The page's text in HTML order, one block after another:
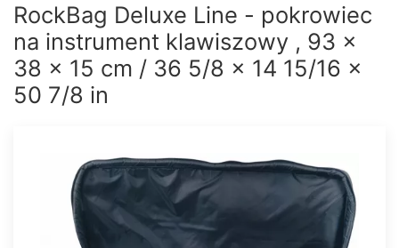
RockBag Deluxe Line - pokrowiec
na instrument klawiszowy , 93 x
38 x 15 cm / 36 5/8 x 14 15/16 x
50 7/8 in